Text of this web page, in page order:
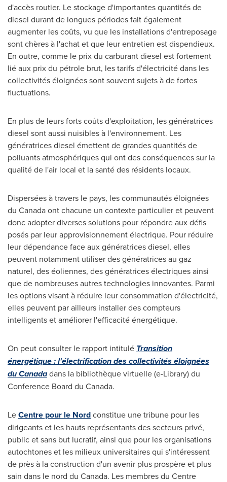
d'accès routier. Le stockage d'importantes quantités de
diesel durant de longues périodes fait également
augmenter les coûts, vu que les installations d'entreposage
sont chères à l'achat et que leur entretien est dispendieux.
En outre, comme le prix du carburant diesel est fortement
lié aux prix du pétrole brut, les tarifs d'électricité dans les
collectivités éloignées sont souvent sujets à de fortes
fluctuations.
En plus de leurs forts coûts d'exploitation, les génératrices
diesel sont aussi nuisibles à l'environnement. Les
génératrices diesel émettent de grandes quantités de
polluants atmosphériques qui ont des conséquences sur la
qualité de l'air local et la santé des résidents locaux.
Dispersées à travers le pays, les communautés éloignées
du Canadaont chacune un contexte particulier et peuvent
donc adopter diverses solutions pour répondre aux défis
posés par leur approvisionnement électrique. Pour réduire
leur dépendance face aux génératrices diesel, elles
peuvent notamment utiliser des génératrices au gaz
naturel, des éoliennes, des génératrices électriques ainsi
que de nombreuses autres technologies innovantes. Parmi
les options visant à réduire leur consommation d'électricité,
elles peuvent par ailleurs installer des compteurs
intelligents et améliorer l'efficacité énergétique.
On peut consulter le rapport intitulé Transition
énergétique : l'électrification des collectivités éloignées
duCanadadans la bibliothèque virtuelle (e-Library) du
Conference Board du Canada.
LeCentre pour le Nordconstitue une tribune pour les
dirigeants et les hauts représentants des secteurs privé,
public et sans but lucratif, ainsi que pour les organisations
autochtones et les milieux universitaires qui s'intéressent
de près à la construction d'un avenir plus prospère et plus
sain dans le nord du Canada. Les membres du Centre